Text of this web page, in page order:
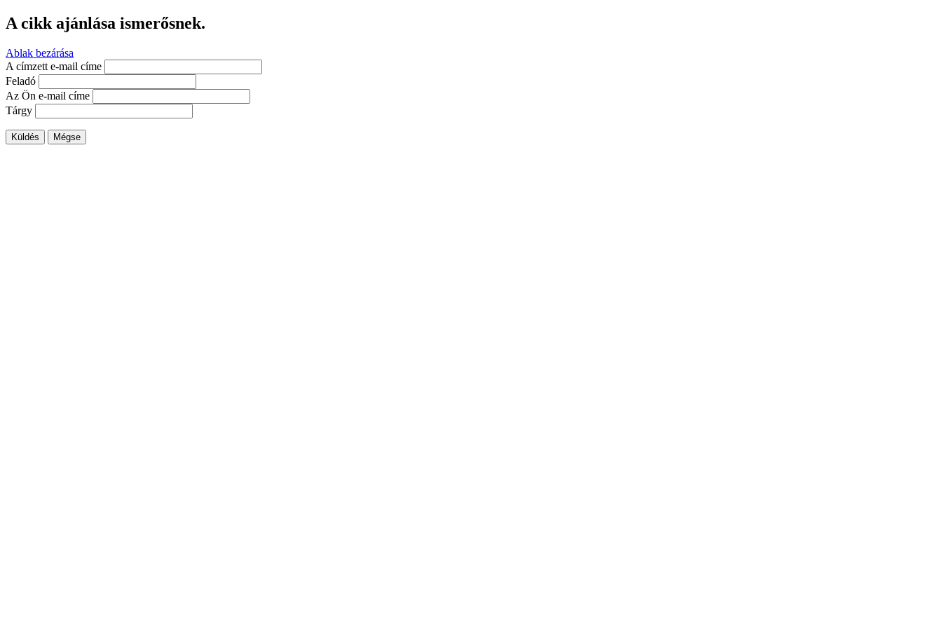
A cikk ajánlása ismerősnek.
Ablak bezárása
A címzett e-mail címe
Feladó
Az Ön e-mail címe
Tárgy
Küldés Mégse